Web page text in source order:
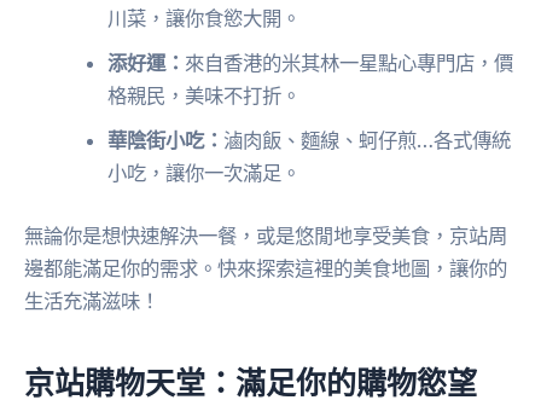
川菜，讓你食慾大開。
添好運： 來自香港的米其林一星點心專門店，價
格親民，美味不打折。
華陰街小吃： 滷肉飯、麵線、蚵仔煎…各式傳統
小吃，讓你一次滿足。
無論你是想快速解決一餐，或是悠閒地享受美食，京站周
邊都能滿足你的需求。快來探索這裡的美食地圖，讓你的
生活充滿滋味！
京站購物天堂：滿足你的購物慾望